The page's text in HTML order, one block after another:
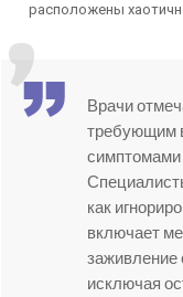
расположены
Врачи
требующим
симптомами
как
включает
заживление
исключая